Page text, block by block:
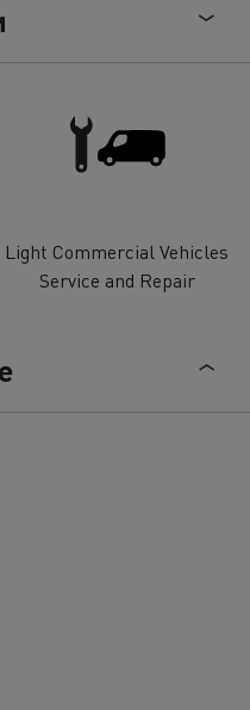
Light Commercial Vehicles
Service and Repair